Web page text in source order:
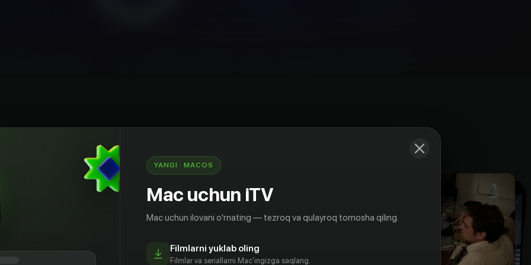
Стивен Спилберг и Сэмюэл Л. Джексон в
о лучшей студии спецэффектов в
становится реальностью. Студия
миру «Звездные войны» и
это делается? Кто стоит за всем этим
по студии, уникальные технологии и
художниками, техниками и всеми теми, кто
YANGI · MACOS
Mac uchun iTV
Mac uchun ilovani o'rnating — tezroq va qulayroq tomosha qiling.
Filmlarni yuklab oling
Filmlar va seriallarni Mac'ingizga saqlang.